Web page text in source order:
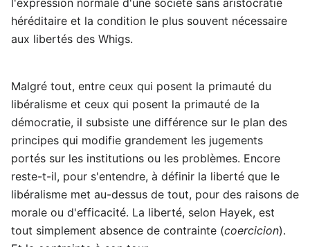
héréditaire et la condition le plus souvent nécessaire
aux libertés des Whigs.
Malgré tout, entre ceux qui posent la primauté du
libéralisme et ceux qui posent la primauté de la
démocratie, il subsiste une différence sur le plan des
principes qui modifie grandement les jugements
portés sur les institutions ou les problèmes. Encore
reste-t-il, pour s'entendre, à définir la liberté que le
libéralisme met au-dessus de tout, pour des raisons de
morale ou d'efficacité. La liberté, selon Hayek, est
tout simplement absence de contrainte (coercicion).